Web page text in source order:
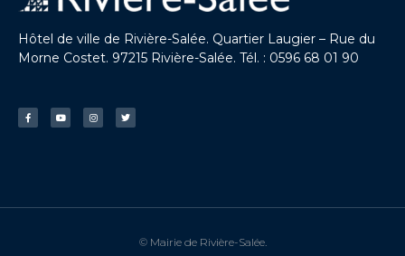
Hôtel de ville de Rivière-Salée. Quartier Laugier – Rue du
Morne Costet. 97215 Rivière-Salée. Tél. : 0596 68 01 90
© Mairie de Rivière-Salée.